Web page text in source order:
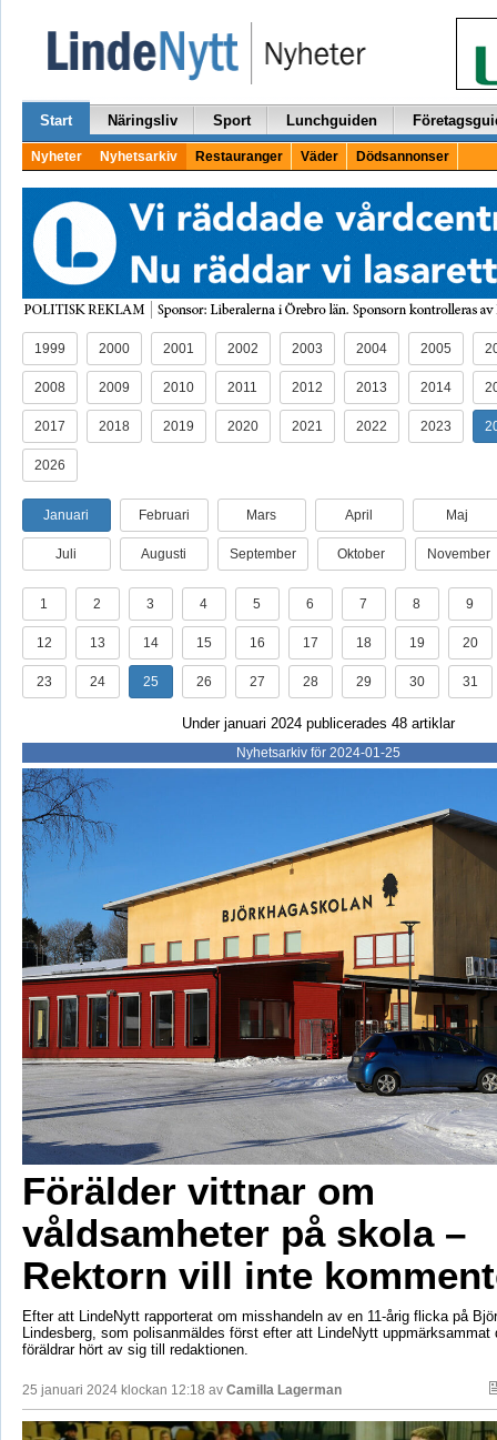
Start Näringsliv Sport Lunchguiden
Nyheter Nyhetsarkiv Restauranger Väder Dödsannonser
1999 2000 2001 2002 2003 2004 2005
2008 2009 2010 2011 2012 2013 2014
2017 2018 2019 2020 2021 2022 2023
2026
Januari Februari Mars April Maj
Juli Augusti September Oktober November
1 2 3 4 5 6 7 8 9
12 13 14 15 16 17 18 19 20
23 24 25 26 27 28 29 30 31
Under januari 2024 publicerades 48 artiklar
Nyhetsarkiv för 2024-01-25
Förälder vittnar om
våldsamheter på skola –
Rektorn vill inte
Efter att LindeNytt rapporterat om misshandeln av en 11-årig flicka på
Lindesberg, som polisanmäldes först efter att LindeNytt uppmärksammat
föräldrar hört av sig till redaktionen.
25 januari 2024 klockan 12:18 av Camilla Lagerman